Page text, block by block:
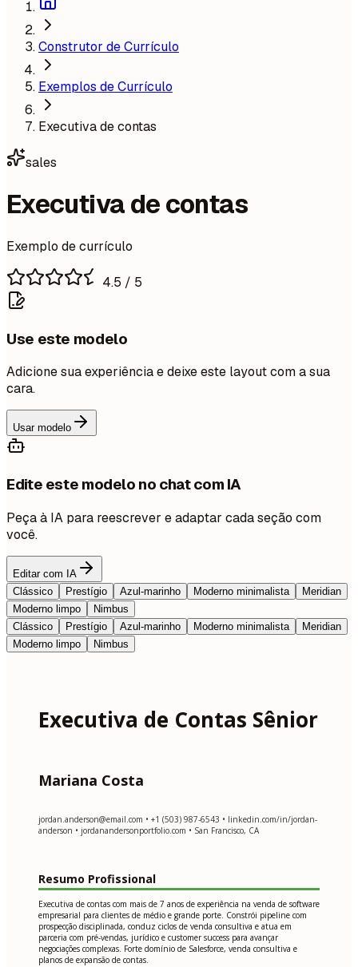
Construtor de Currículo
Exemplos de Currículo
Executiva de contas
sales
Executiva de contas
Exemplo de currículo
4.5 / 5
Use este modelo
Adicione sua experiência e deixe este layout com a sua
cara.
Usar modelo
Edite este modelo no chat com IA
Peça à IA para reescrever e adaptar cada seção com
você.
Editar com IA
Clássico
Prestígio Azul-marinho Moderno minimalista
Meridian
Moderno limpo
Nimbus
Clássico
Prestígio Azul-marinho Moderno minimalista
Meridian
Moderno limpo
Nimbus
Executiva de Contas Sênior
Mariana Costa
jordan.anderson@email.com • +1 (503) 987-6543 • linkedin.com/in/jordan-
anderson • jordanandersonportfolio.com • San Francisco, CA
Resumo Profissional
Executiva de contas com mais de 7 anos de experiência na venda de software
empresarial para clientes de médio e grande porte. Constrói pipeline com
prospecção disciplinada, conduz ciclos de venda consultiva e atua em
parceria com pré-vendas, jurídico e customer success para avançar
negociações complexas. Forte domínio de Salesforce, venda consultiva e
planos de expansão de contas.